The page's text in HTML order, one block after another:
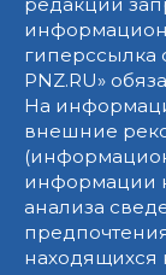
гиперссылка
PNZ.RU»
На
внешние
информации
анализа
находящихся